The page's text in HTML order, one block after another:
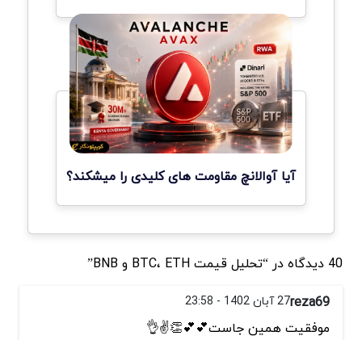
آیا آوالانچ مقاومت های کلیدی را میشکند؟
40 دیدگاه در “تحلیل قیمت BTC، ETH و BNB”
reza6927 آبان 1402 - 23:58
موفقیت همین جاست💕💕👏✌👌